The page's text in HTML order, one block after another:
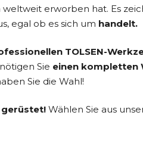
erworben hat. Es
egal ob es sich um handelt.
TOLSEN-
Sie einen kompletten
Sie die Wahl!
gerüstet! Wählen Sie aus